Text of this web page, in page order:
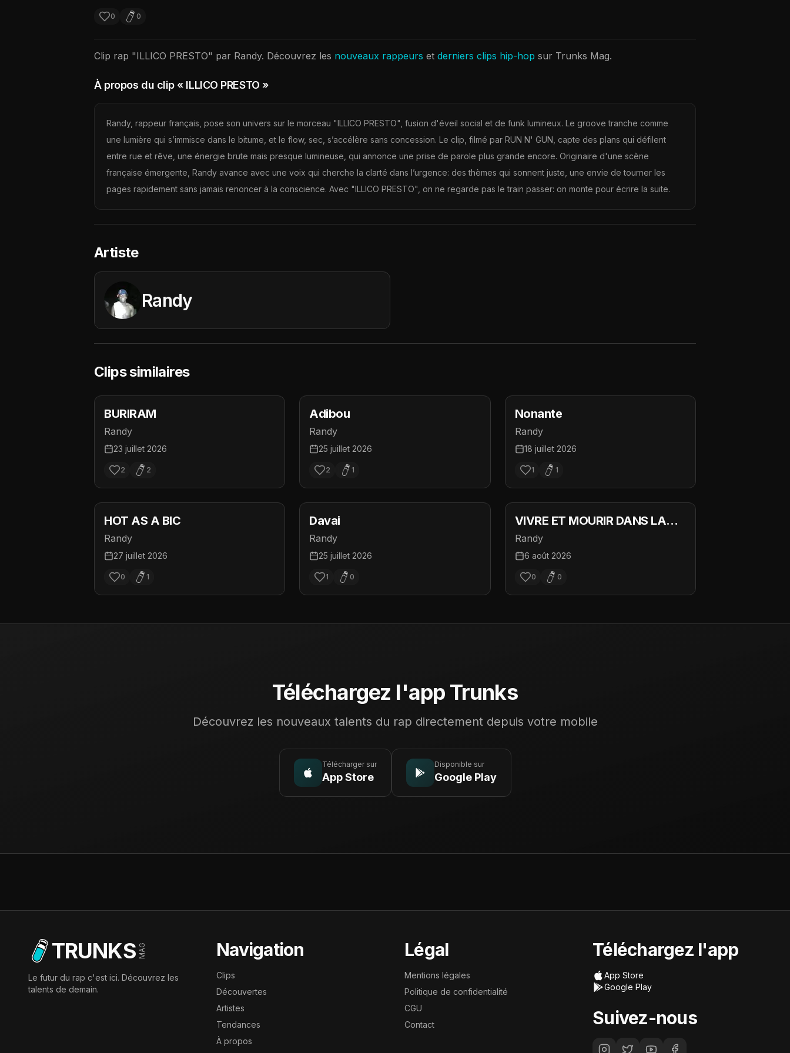
0 0
Clip rap "ILLICO PRESTO" par Randy. Découvrez les nouveaux rappeurs et derniers clips hip-hop sur Trunks Mag.
À propos du clip« ILLICO PRESTO »
Randy, rappeur français, pose son univers sur le morceau "ILLICO PRESTO", fusion d'éveil social et de funk lumineux. Le groove tranche comme
une lumière qui s’immisce dans le bitume, et le flow, sec, s’accélère sans concession. Le clip, filmé par RUN N' GUN, capte des plans qui défilent
entre rue et rêve, une énergie brute mais presque lumineuse, qui annonce une prise de parole plus grande encore. Originaire d'une scène
française émergente, Randy avance avec une voix qui cherche la clarté dans l’urgence: des thèmes qui sonnent juste, une envie de tourner les
pages rapidement sans jamais renoncer à la conscience. Avec "ILLICO PRESTO", on ne regarde pas le train passer: on monte pour écrire la suite.
Artiste
Randy
Clips similaires
BURIRAM
Randy
23 juillet 2026
2 2
Adibou
Randy
25 juillet 2026
2 1
Nonante
Randy
18 juillet 2026
1 1
HOT AS A BIC
Randy
27 juillet 2026
0 1
Davai
Randy
25 juillet 2026
1 0
VIVRE ET MOURIR DANS LA
DIAGONALE
Randy
6 août 2026
0 0
Téléchargez l'app Trunks
Découvrez les nouveaux talents du rap directement depuis votre mobile
Télécharger sur
App Store
Disponible sur
Google Play
TRUNKS MAG
Le futur du rap c'est ici. Découvrez les
talents de demain.
Navigation
Clips
Découvertes
Artistes
Tendances
À propos
Légal
Mentions légales
Politique de confidentialité
CGU
Contact
Téléchargez l'app
App Store
Google Play
Suivez-nous